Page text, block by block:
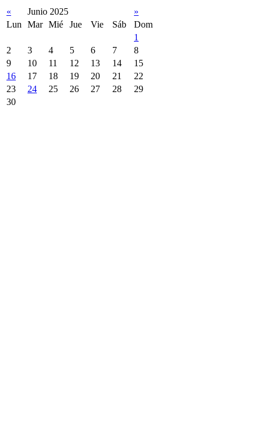
« Junio 2025
»
Lun
Mar Mié Jue Vie Sáb
Dom
1
2
3 4 5 6 7
8
9
10 11 12 13 14
15
16
17 18 19 20 21
22
23
24 25 26 27 28
29
30